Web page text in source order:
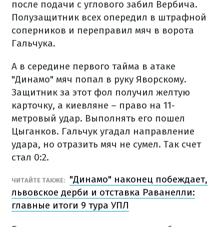
после подачи с углового забил Вербича.
Полузащитник всех опередил в штрафной
соперников и переправил мяч в ворота
Гальчука.
А в середине первого тайма в атаке
"Динамо" мяч попал в руку Яворскому.
Защитник за этот фол получил желтую
карточку, а киевляне – право на 11-
метровый удар. Выполнять его пошел
Цыганков. Гальчук угадал направление
удара, но отразить мяч не сумел. Так счет
стал 0:2.
ЧИТАЙТЕ ТАКЖЕ:
"Динамо" наконец побеждает,
львовское дерби и отставка Раванелли:
главные итоги 9 тура УПЛ